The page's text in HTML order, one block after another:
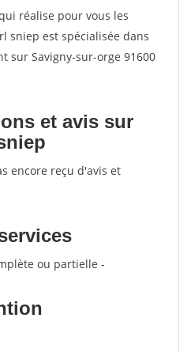
réalise pour vous les
sniep est spécialisée dans
sur Savigny-sur-orge 91600
et avis sur
encore reçu d'avis et
ou partielle -